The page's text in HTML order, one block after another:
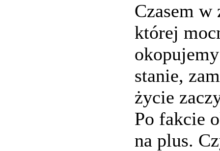
Czasem w
której
stanie,
życie
Po fakcie
na plus.